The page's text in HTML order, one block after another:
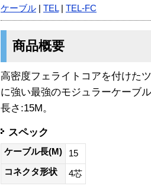
ケーブル TEL| TEL-FC
商品概要
高密度フェライトコアを付けた
に強い最強のモジュラーケーブ
長さ:15M。
スペック
ケーブル長(M)
15
コネクタ形状
4芯